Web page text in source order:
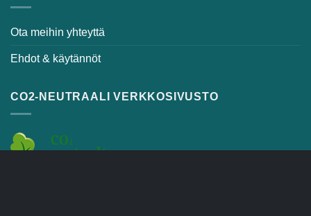
Ota meihin yhteyttä
Ehdot & käytännöt
CO2-NEUTRAALI VERKKOSIVUSTO